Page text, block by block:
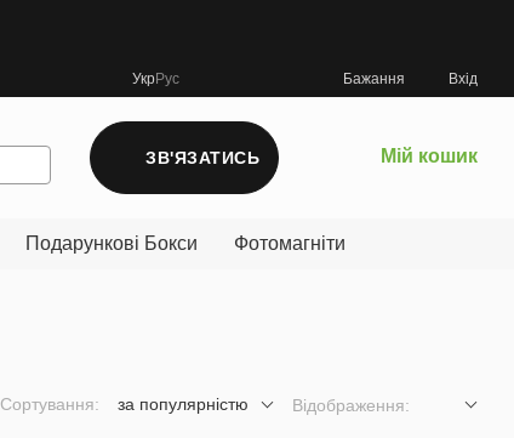
УкрРус Бажання Вхід
ЗВ'ЯЗАТИСЬ Мій кошик
Подарункові Бокси Фотомагніти
Сортування: за популярністю Відображення: